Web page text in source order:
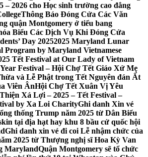
– 2026 cho Học sinh trường cao đẳng
Thông Báo Đóng Cửa Các Văn
quận Montgomery ở tiểu bang
Biểu Các Dịch Vụ Khi Đóng Cửa
Day 20252025 Maryland Lunar
Program by Maryland Vietnamese
Tết Festival at Our Lady of Vietnam
Festival – Hội Chợ Tết Giáo Xứ Mẹ
và Lễ Phật trong Tết Nguyên đán Ất
Viên ÂnHội Chợ Tết Xuân Vị Yêu
Xá Lợi – 2025 – Tết Festival –
by Xa Loi CharityGhi danh Xin vé
thống Trump năm 2025 từ Dân Biểu
tại địa hạt hay khu 8 bầu cử quốc hội
Ghi danh xin vé đi coi Lễ nhậm chức của
2025 từ Thượng nghị sĩ Hoa Kỳ Van
MarylandQuận Montgomery sẽ tổ chức